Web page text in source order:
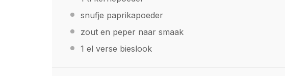
snufje paprikapoeder
zout en peper naar smaak
1 el verse bieslook